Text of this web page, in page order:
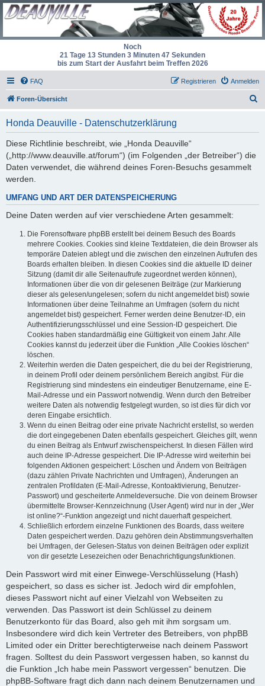
Noch
21 Tage 13 Stunden 3 Minuten 47 Sekunden
bis zum Start der Ausfahrt beim Treffen 2026
FAQ Anmelden
Registrieren
Foren-Übersicht
Honda Deauville - Datenschutzerklärung
Diese Richtlinie beschreibt, wie „Honda Deauville“
(„http://www.deauville.at/forum“) (im Folgenden „der Betreiber“) die
Daten verwendet, die während deines Foren-Besuchs gesammelt
werden.
UMFANG UND ART DER DATENSPEICHERUNG
Deine Daten werden auf vier verschiedene Arten gesammelt:
Die Forensoftware phpBB erstellt bei deinem Besuch des Boards
mehrere Cookies. Cookies sind kleine Textdateien, die dein Browser als
temporäre Dateien ablegt und die zwischen den einzelnen Aufrufen des
Boards erhalten bleiben. In diesen Cookies sind die aktuelle ID deiner
Sitzung (damit dir alle Seitenaufrufe zugeordnet werden können),
Informationen über die von dir gelesenen Beiträge (zur Markierung
dieser als gelesen/ungelesen; sofern du nicht angemeldet bist) sowie
Informationen über deine Teilnahme an Umfragen (sofern du nicht
angemeldet bist) gespeichert. Ferner werden deine Benutzer-ID, ein
Authentifizierungsschlüssel und eine Session-ID gespeichert. Die
Cookies haben standardmäßig eine Gültigkeit von einem Jahr. Alle
Cookies kannst du jederzeit über die Funktion „Alle Cookies löschen“
löschen.
Weiterhin werden die Daten gespeichert, die du bei der Registrierung,
in deinem Profil oder deinem persönlichem Bereich angibst. Für die
Registrierung sind mindestens ein eindeutiger Benutzername, eine E-
Mail-Adresse und ein Passwort notwendig. Wenn durch den Betreiber
weitere Daten als notwendig festgelegt wurden, so ist dies für dich vor
deren Eingabe ersichtlich.
Wenn du einen Beitrag oder eine private Nachricht erstellst, so werden
die dort eingegebenen Daten ebenfalls gespeichert. Gleiches gilt, wenn
du einen Beitrag als Entwurf zwischenspeicherst. In diesen Fällen wird
auch deine IP-Adresse gespeichert. Die IP-Adresse wird weiterhin bei
folgenden Aktionen gespeichert: Löschen und Ändern von Beiträgen
(dazu zählen Private Nachrichten und Umfragen), Änderungen an
zentralen Profildaten (E-Mail-Adresse, Kontoaktivierung, Benutzer-
Passwort) und gescheiterte Anmeldeversuche. Die von deinem Browser
übermittelte Browser-Kennzeichnung (User Agent) wird nur in der „Wer
ist online?“-Funktion angezeigt und nicht dauerhaft gespeichert.
Schließlich erfordern einzelne Funktionen des Boards, dass weitere
Daten gespeichert werden. Dazu gehören dein Abstimmungsverhalten
bei Umfragen, der Gelesen-Status von deinen Beiträgen oder explizit
von dir gesetzte Lesezeichen oder Benachrichtigungsfunktionen.
Dein Passwort wird mit einer Einwege-Verschlüsselung (Hash)
gespeichert, so dass es sicher ist. Jedoch wird dir empfohlen,
dieses Passwort nicht auf einer Vielzahl von Webseiten zu
verwenden. Das Passwort ist dein Schlüssel zu deinem
Benutzerkonto für das Board, also geh mit ihm sorgsam um.
Insbesondere wird dich kein Vertreter des Betreibers, von phpBB
Limited oder ein Dritter berechtigterweise nach deinem Passwort
fragen. Solltest du dein Passwort vergessen haben, so kannst du
die Funktion „Ich habe mein Passwort vergessen“ benutzen. Die
phpBB-Software fragt dich dann nach deinem Benutzernamen und